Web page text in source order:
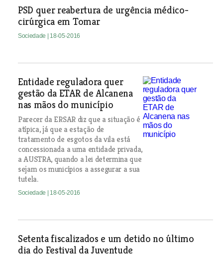
PSD quer reabertura de urgência médico-
cirúrgica em Tomar
Sociedade | 18-05-2016
Entidade reguladora quer
gestão da ETAR de Alcanena
nas mãos do município
Parecer da ERSAR diz que a situação é
atípica, já que a estação de
tratamento de esgotos da vila está
concessionada a uma entidade privada,
a AUSTRA, quando a lei determina que
sejam os municípios a assegurar a sua
tutela.
Sociedade | 18-05-2016
Setenta fiscalizados e um detido no último
dia do Festival da Juventude